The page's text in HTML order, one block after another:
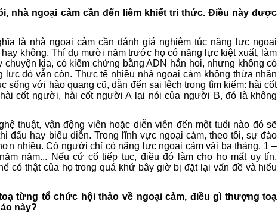
nhà ngoại cảm cần đến liêm khiết tri thức. Điều này được
là nhà ngoại cảm cần đánh giá nghiêm túc năng lực ngoại
không. Thí dụ mười năm trước họ có năng lực kiệt xuất, làm
chuyện kia, có kiểm chứng bằng ADN hẳn hoi, nhưng không có
lực đó vẫn còn. Thực tế nhiều nhà ngoại cảm không thừa nhận
sống với hào quang cũ, dẫn đến sai lệch trong tìm kiếm: hài cốt
cốt người, hài cốt người A lại nói của người B, đó là không
thuật, vận động viên hoặc diễn viên đến một tuổi nào đó sẽ
đấu hay biểu diễn. Trong lĩnh vực ngoại cảm, theo tôi, sự đào
nhiều. Có người chỉ có năng lực ngoại cảm vài ba tháng, 1 –
năm... Nếu cứ cố tiếp tục, điều đó làm cho họ mất uy tín,
có thật của họ trong quá khứ bây giờ bị đặt lại vấn đề và hiểu
từng tổ chức hội thảo về ngoại cảm, điều gì thượng toạ
này?